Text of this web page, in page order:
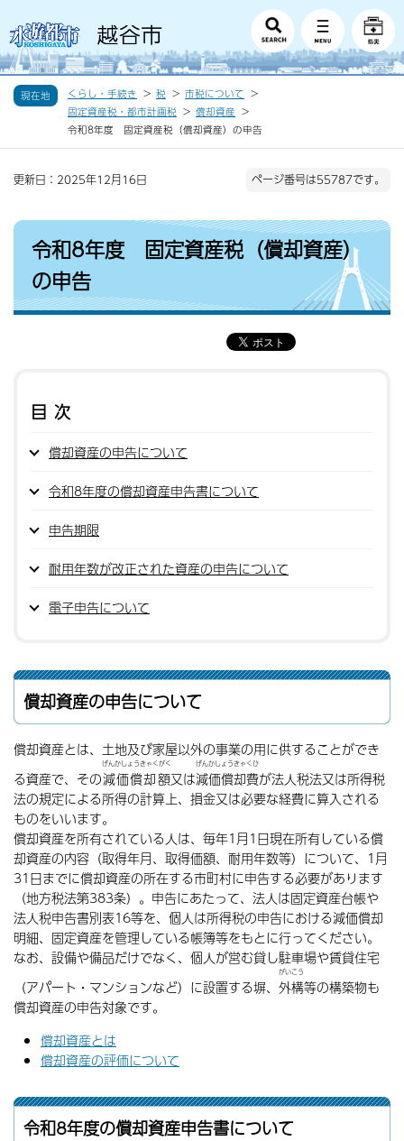
現在地 くらし・手続き 税
市税について
固定資産税・都市計画税
償却資産
令和8年度 固定資産税（償却資産）の申告
更新日：2025年12月16日 ページ番号は55787です。
令和8年度 固定資産税（償却資産）
の申告
目次
償却資産の申告について
令和8年度の償却資産申告書について
申告期限
耐用年数が改正された資産の申告について
電子申告について
償却資産の申告について
償却資産とは、土地及び家屋以外の事業の用に供することができ
る資産で、その減価償却額
げんかしょうきゃくがく
又は減価償却費
げんかしょうきゃくひ
が法人税法又は所得税
法の規定による所得の計算上、損金又は必要な経費に算入される
ものをいいます。
償却資産を所有されている人は、毎年1月1日現在所有している償
却資産の内容（取得年月、取得価額、耐用年数等）について、1月
31日までに償却資産の所在する市町村に申告する必要があります
（地方税法第383条）。申告にあたって、法人は固定資産台帳や
法人税申告書別表16等を、個人は所得税の申告における減価償却
明細、固定資産を管理している帳簿等をもとに行ってください。
なお、設備や備品だけでなく、個人が営む貸し駐車場や賃貸住宅
（アパート・マンションなど）に設置する塀、 外構
がいこう
等の構築物も
償却資産の申告対象です。
償却資産とは
償却資産の評価について
令和8年度の償却資産申告書について